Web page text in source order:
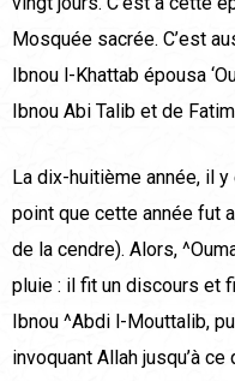
Mosquée sacrée. C’est
Ibnou l-Khattab épousa
Ibnou Abi Talib et de
La dix-huitième année, il
point que cette année fut
de la cendre). Alors,
pluie : il fit un discours et
Ibnou ^Abdi l-Mouttalib,
invoquant Allah jusqu’à